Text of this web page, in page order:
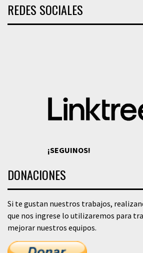
REDES SOCIALES
¡SEGUINOS!
DONACIONES
Si te gustan nuestros trabajos,
que nos ingrese lo utilizaremos para
mejorar nuestros equipos.